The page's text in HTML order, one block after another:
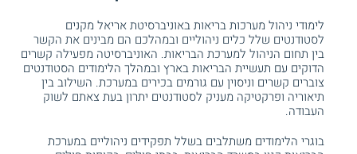
לימודי ניהול מערכות בריאות באוניברסיטת אריאל מקנים
לסטודנטים שלל כלים ניהוליים ובמהלכם הם מבינים את הקשר
בין תחום הניהול למערכת הבריאות. האוניברסיטה מפעילה קשרים
הדוקים עם תעשיית הבריאות בארץ ובמהלך הלימודים הסטודנטים
צוברים קשרים וניסוין עם גורמים בכירים במערכת. השילוב בין
תיאוריה ופרקטיקה מעניק לסטודנטים יתרון בעת צאתם לשוק
העבודה.
בוגרי הלימודים משתלבים בשלל תפקידים ניהוליים במערכת